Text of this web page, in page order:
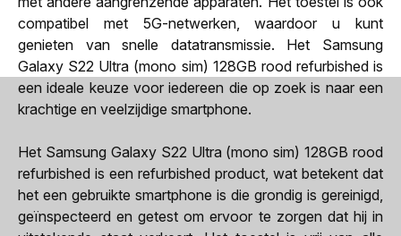
compatibel met 5G-netwerken, waardoor u kunt
genieten van snelle datatransmissie. Het Samsung
Galaxy S22 Ultra (mono sim) 128GB rood refurbished is
een ideale keuze voor iedereen die op zoek is naar een
krachtige en veelzijdige smartphone.
Het Samsung Galaxy S22 Ultra (mono sim) 128GB rood
refurbished is een refurbished product, wat betekent dat
het een gebruikte smartphone is die grondig is gereinigd,
geïnspecteerd en getest om ervoor te zorgen dat hij in